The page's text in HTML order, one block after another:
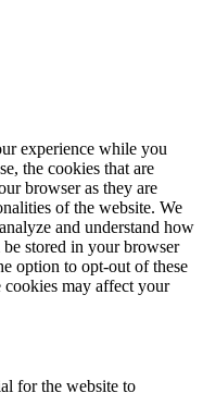
experience while you
the cookies that are
browser as they are
of the website. We
and understand how
stored in your browser
option to opt-out of these
may affect your
for the website to